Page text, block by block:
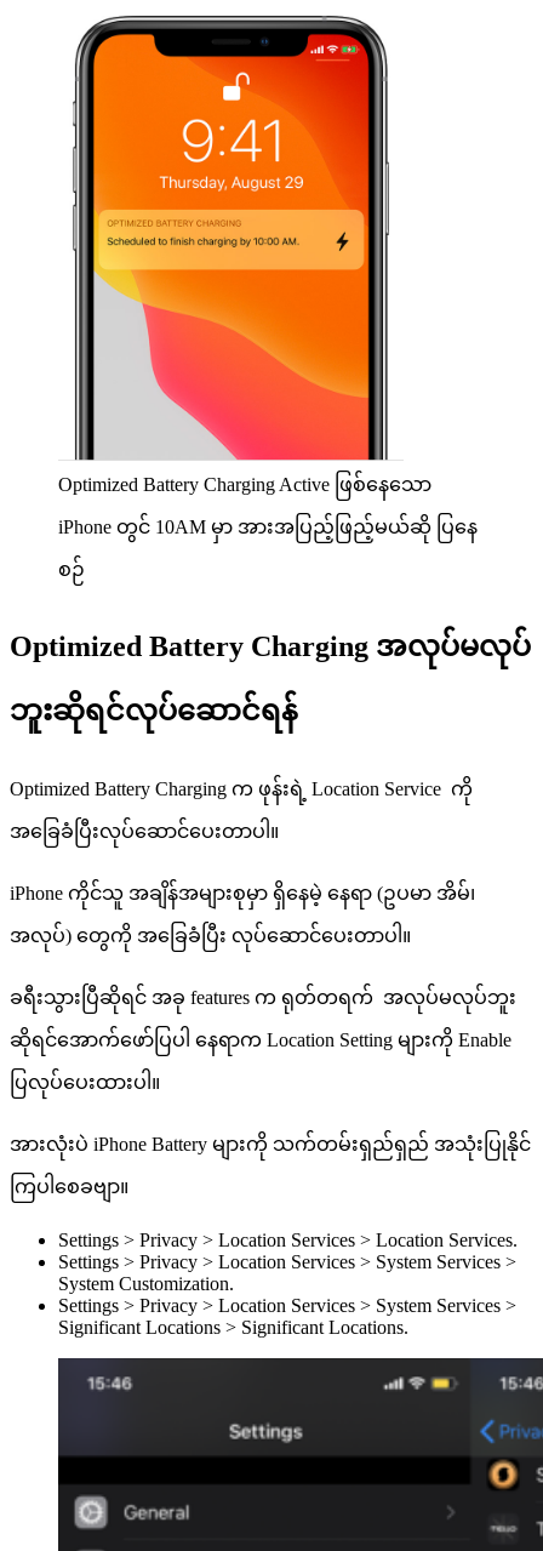
Optimized Battery Charging Active ဖြစ်နေသော
iPhone တွင် 10AM မှာ အားအပြည့်ဖြည့်မယ်ဆို ပြနေ
စဉ်
Optimized Battery Charging အလုပ်မလုပ်
ဘူးဆိုရင်လုပ်ဆောင်ရန်
Optimized Battery Charging က ဖုန်းရဲ့ Location Service ကို
အခြေခံပြီးလုပ်ဆောင်ပေးတာပါ။
iPhone ကိုင်သူ အချိန်အများစုမှာ ရှိနေမဲ့ နေရာ (ဥပမာ အိမ်၊
အလုပ်) တွေကို အခြေခံပြီး လုပ်ဆောင်ပေးတာပါ။
ခရီးသွားပြီဆိုရင် အခု features က ရုတ်တရက် အလုပ်မလုပ်ဘူး
ဆိုရင်အောက်ဖော်ပြပါ နေရာက Location Setting များကို Enable
ပြလုပ်ပေးထားပါ။
အားလုံးပဲ iPhone Battery များကို သက်တမ်းရှည်ရှည် အသုံးပြုနိုင်
ကြပါစေခဗျာ။
Settings > Privacy > Location Services > Location Services.
Settings > Privacy > Location Services > System Services >
System Customization.
Settings > Privacy > Location Services > System Services >
Significant Locations > Significant Locations.